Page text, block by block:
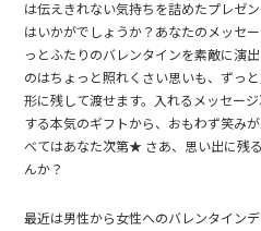
は伝えきれない気持ちを詰めたプレゼ
はいかがでしょうか？あなたのメッセ
っとふたりのバレンタインを素敵に演
のはちょっと照れくさい思いも、ずっ
形に残して渡せます。入れるメッセー
する本気のギフトから、おもわず笑み
べてはあなた次第★ さあ、思い出に残
んか？
最近は男性から女性へのバレンタイン